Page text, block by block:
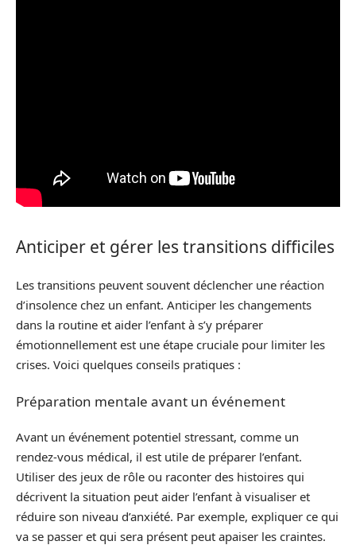
Anticiper et gérer les transitions difficiles
Les transitions peuvent souvent déclencher une réaction
d’insolence chez un enfant. Anticiper les changements
dans la routine et aider l’enfant à s’y préparer
émotionnellement est une étape cruciale pour limiter les
crises. Voici quelques conseils pratiques :
Préparation mentale avant un événement
Avant un événement potentiel stressant, comme un
rendez-vous médical, il est utile de préparer l’enfant.
Utiliser des jeux de rôle ou raconter des histoires qui
décrivent la situation peut aider l’enfant à visualiser et
réduire son niveau d’anxiété. Par exemple, expliquer ce qui
va se passer et qui sera présent peut apaiser les craintes.